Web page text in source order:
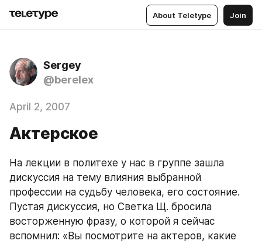
About Teletype Join
Sergey
@berelex
April 2, 2007
Актерское
На лекции в политехе у нас в группе зашла
дискуссия на тему влияния выбранной
профессии на судьбу человека, его состояние.
Пустая дискуссия, но Светка Щ. бросила
восторженную фразу, о которой я сейчас
вспомнил: «Вы посмотрите на актеров, какие